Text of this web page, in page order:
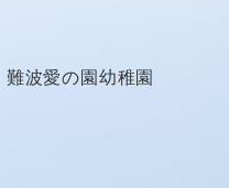
難波愛の園幼稚園